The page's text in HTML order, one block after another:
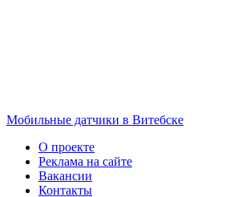
Мобильные датчики в Витебске
О проекте
Реклама на сайте
Вакансии
Контакты